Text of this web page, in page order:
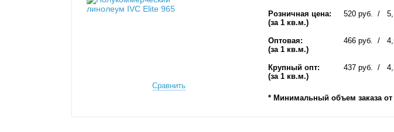
Сравнить
Розничная цена:
(за 1 кв.м.)
520 руб.
Оптовая:
(за 1 кв.м.)
466 руб.
Крупный опт:
(за 1 кв.м.)
437 руб.
* Минимальный объем заказа от